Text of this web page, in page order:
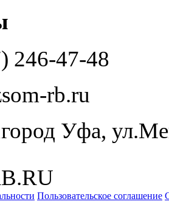
246-47-48
rb.ru
Уфа,
Пользовательское соглашение